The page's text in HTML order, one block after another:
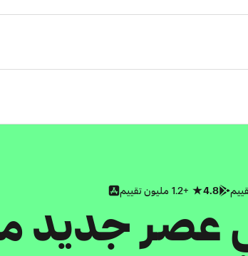
4.8 +1.2 مليون تقييم
عصر جديد